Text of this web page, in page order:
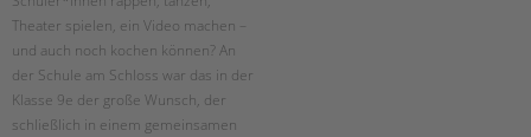
Theater spielen, ein Video machen –
und auch noch kochen können? An
der Schule am Schloss war das in der
Klasse 9e der große Wunsch, der
schließlich in einem gemeinsamen